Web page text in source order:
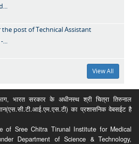
the post of Technical Assistant
...
View All
भारत सरकार के अधीनस्थ श्री चित्रा तिरुनाल
का प्रशासनिक वेबसईट है
of Sree Chitra Tirunal Institute for Medical
Department of Science & Technology,